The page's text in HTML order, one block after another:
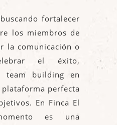
fortalecer
los miembros de
la comunicación o
el éxito,
team building en
perfecta
En Finca El
es una